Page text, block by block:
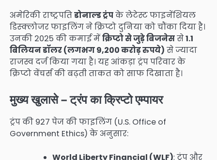
अमेरिकी राष्ट्रपतिडोनाल्ड ट्रंपके लेटेस्ट फाइनेंशियल
डिस्क्लोजर फाइलिंग ने क्रिप्टो दुनिया को चौंका दिया है।
उनकी 2025 की कमाई मेंक्रिप्टो से जुड़े बिजनेससे1.1
बिलियन डॉलर (लगभग 9,200 करोड़ रुपये) से ज्यादा
राजस्व दर्ज किया गया है। यह आंकड़ा ट्रंप परिवार के
क्रिप्टो वेंचर्स की बढ़ती ताकत को साफ दिखाता है।
मुख्य खुलासे – ट्रंप का क्रिप्टो एम्पायर
ट्रंप की 927 पेज की फाइलिंग (U.S. Office of
Government Ethics) के अनुसार:
World Liberty Financial (WLF): ट्रंप और